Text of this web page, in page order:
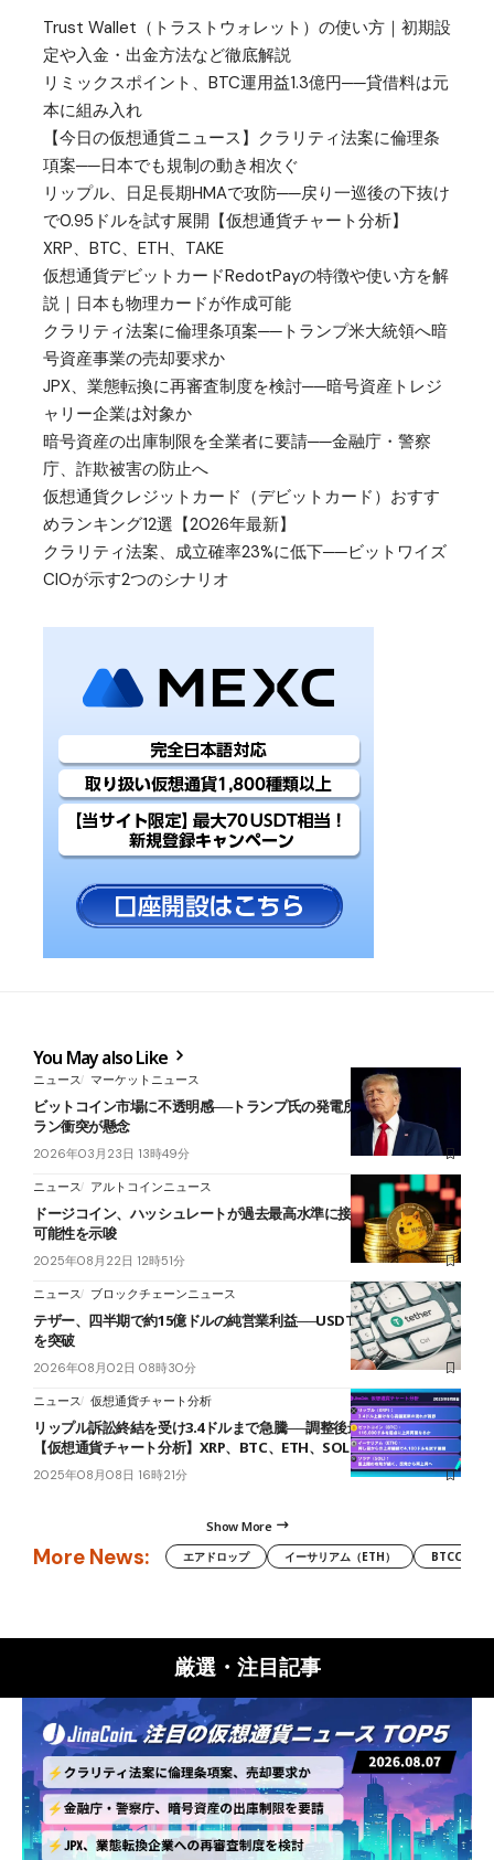
Trust Wallet（トラストウォレット）の使い方｜初期設
定や入金・出金方法など徹底解説
リミックスポイント、BTC運用益1.3億円──貸借料は元
本に組み入れ
【今日の仮想通貨ニュース】クラリティ法案に倫理条
項案──日本でも規制の動き相次ぐ
リップル、日足長期HMAで攻防──戻り一巡後の下抜け
で0.95ドルを試す展開【仮想通貨チャート分析】
XRP、BTC、ETH、TAKE
仮想通貨デビットカードRedotPayの特徴や使い方を解
説｜日本も物理カードが作成可能
クラリティ法案に倫理条項案──トランプ米大統領へ暗
号資産事業の売却要求か
JPX、業態転換に再審査制度を検討──暗号資産トレジ
ャリー企業は対象か
暗号資産の出庫制限を全業者に要請──金融庁・警察
庁、詐欺被害の防止へ
仮想通貨クレジットカード（デビットカード）おすす
めランキング12選【2026年最新】
クラリティ法案、成立確率23%に低下──ビットワイズ
CIOが示す2つのシナリオ
You May also Like
ニュース マーケットニュース
ビットコイン市場に不透明感──トランプ氏の発電所攻撃警告で米イ
ラン衝突が懸念
2026年03月23日 13時49分
ニュース アルトコインニュース
ドージコイン、ハッシュレートが過去最高水準に接近──価格上昇の
可能性を示唆
2025年08月22日 12時51分
ニュース ブロックチェーンニュース
テザー、四半期で約15億ドルの純営業利益──USDTのシェアは60%
を突破
2026年08月02日 08時30分
ニュース 仮想通貨チャート分析
リップル訴訟終結を受け3.4ドルまで急騰──調整後最高値更新に期待
【仮想通貨チャート分析】XRP、BTC、ETH、SOL
2025年08月08日 16時21分
Show More
More News: エアドロップ イーサリアム（ETH） BTCC
厳選・注目記事